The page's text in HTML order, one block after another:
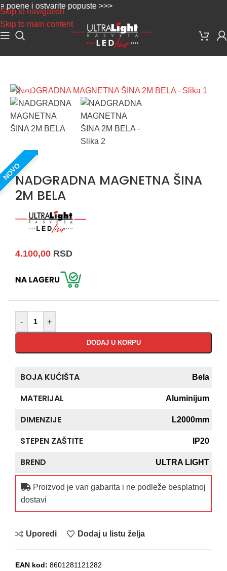
Skip to navigation
Skip to main content
i ostvarite popuste >>>
NOVONADGRADNA MAGNETNA ŠINA
2M BELA
4.100,00 RSD
- +
DODAJ U KORPU
BOJA KUĆIŠTA Bela
MATERIJAL Aluminijum
DIMENZIJE L2000mm
STEPEN ZAŠTITE IP20
BREND ULTRA LIGHT
Proizvod je van gabarita i ne podleže besplatnoj
dostavi
Uporedi Dodaj u listu želja
EAN kod: 8601281121282